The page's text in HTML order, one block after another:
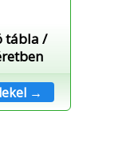
tábla /
→